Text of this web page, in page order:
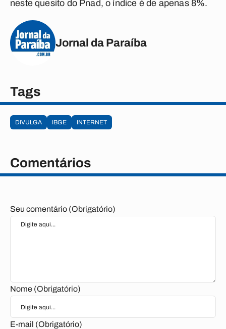
neste quesito do Pnad, o índice é de apenas 8%.
Jornal da Paraíba
Tags
DIVULGA IBGE INTERNET
Comentários
Seu comentário (Obrigatório)
Nome (Obrigatório)
E-mail (Obrigatório)